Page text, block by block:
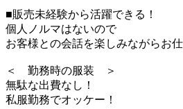
■販売未経験から活躍できる！
個人ノルマはないので
お客様との会話を楽しみながらお
＜ 勤務時の服装 ＞
無駄な出費なし！
私服勤務でオッケー！